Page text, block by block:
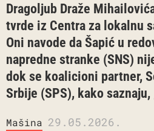
Dragoljub Draže
tvrde iz Centra za lokalnu
Oni navode da Šapić u
napredne stranke (SNS)
dok se koalicioni partner,
Srbije (SPS), kako
Mašina 29.05.2026.